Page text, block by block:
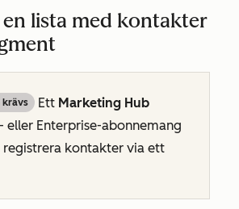
en lista med kontakter
krävs Ett Marketing Hub
eller Enterprise-abonnemang
kontakter via ett